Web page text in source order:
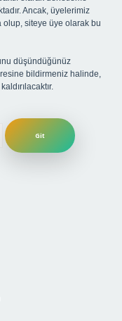
Ancak, üyelerimiz
olup, siteye üye olarak bu
düşündüğünüz
bildirmeniz halinde,